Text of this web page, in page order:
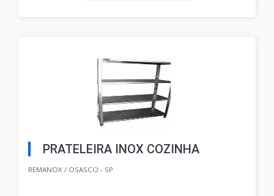
PRATELEIRA INOX COZINHA
REMANOX / OSASCO - SP